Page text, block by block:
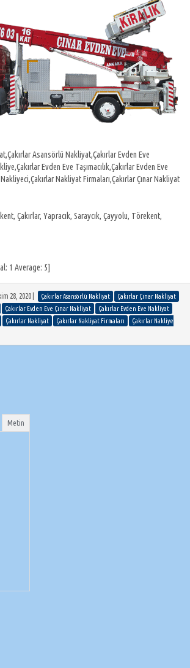
Asansörlü Nakliyat,Çakırlar Evden Eve
Evden Eve Taşımacılık,Çakırlar Evden Eve
Nakliyat Firmaları,Çakırlar Çınar Nakliyat
Çakırlar, Yapracık, Saraycık, Çayyolu, Törekent,
1 Average: 5]
28, 2020 Çakırlar Asansörlü Nakliyat
Çakırlar Çınar Nakliyat
Çakırlar Evden Eve Çınar Nakliyat
Çakırlar Evden Eve Nakliyat
Çakırlar Nakliyat Çakırlar Nakliyat Firmaları
Çakırlar Nakliye
Metin